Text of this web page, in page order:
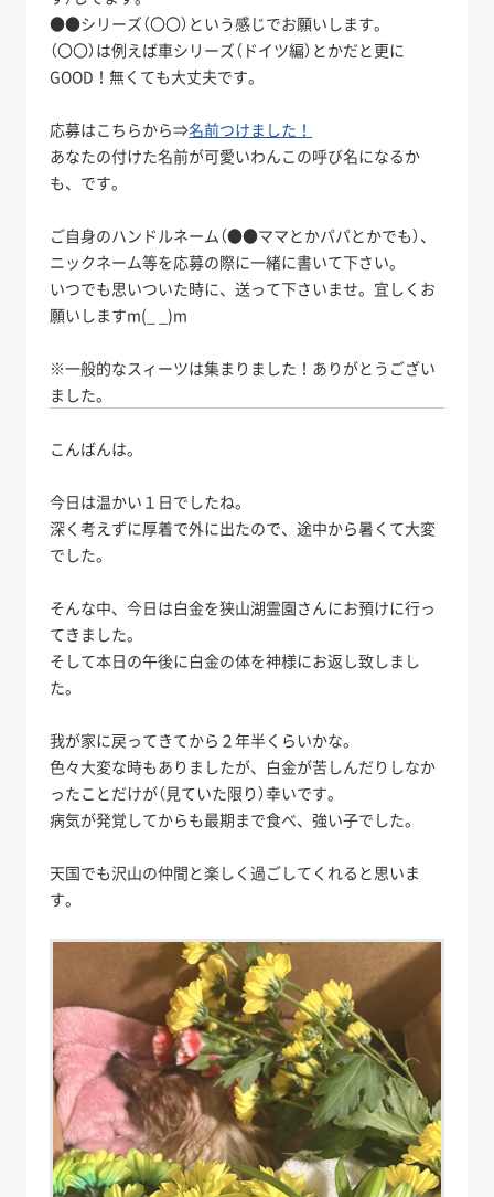
●●シリーズ（〇〇）という感じでお願いします。
（〇〇）は例えば車シリーズ（ドイツ編）とかだと更に
GOOD！無くても大丈夫です。
応募はこちらから⇒名前つけました！
あなたの付けた名前が可愛いわんこの呼び名になるか
も、です。
ご自身のハンドルネーム（●●ママとかパパとかでも）、
ニックネーム等を応募の際に一緒に書いて下さい。
いつでも思いついた時に、送って下さいませ。宜しくお
願いしますm(_ _)m
※一般的なスィーツは集まりました！ありがとうござい
ました。
こんばんは。
今日は温かい１日でしたね。
深く考えずに厚着で外に出たので、途中から暑くて大変
でした。
そんな中、今日は白金を狭山湖霊園さんにお預けに行っ
てきました。
そして本日の午後に白金の体を神様にお返し致しまし
た。
我が家に戻ってきてから２年半くらいかな。
色々大変な時もありましたが、白金が苦しんだりしなか
ったことだけが（見ていた限り）幸いです。
病気が発覚してからも最期まで食べ、強い子でした。
天国でも沢山の仲間と楽しく過ごしてくれると思いま
す。